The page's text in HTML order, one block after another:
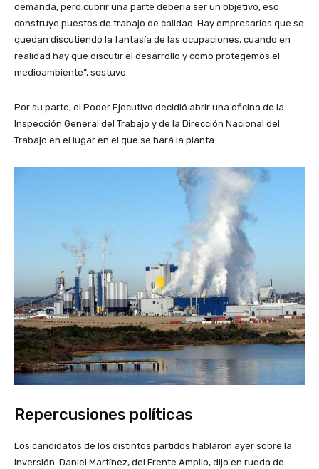
demanda, pero cubrir una parte debería ser un objetivo, eso
construye puestos de trabajo de calidad. Hay empresarios que se
quedan discutiendo la fantasía de las ocupaciones, cuando en
realidad hay que discutir el desarrollo y cómo protegemos el
medioambiente”, sostuvo.
Por su parte, el Poder Ejecutivo decidió abrir una oficina de la
Inspección General del Trabajo y de la Dirección Nacional del
Trabajo en el lugar en el que se hará la planta.
Repercusiones políticas
Los candidatos de los distintos partidos hablaron ayer sobre la
inversión. Daniel Martínez, del Frente Amplio, dijo en rueda de